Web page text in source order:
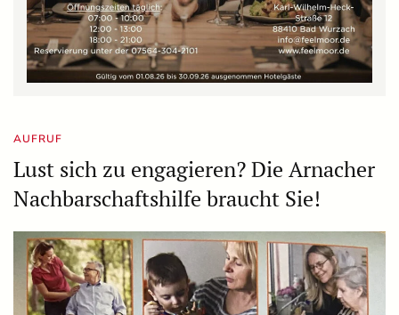
AUFRUF
Lust sich zu engagieren? Die Arnacher
Nachbarschaftshilfe braucht Sie!